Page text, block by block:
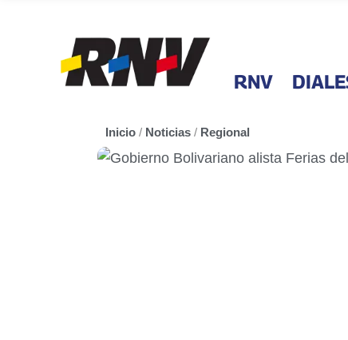
RNV
Inicio / Noticias / Regional